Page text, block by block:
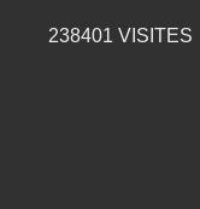
238401 VISITES